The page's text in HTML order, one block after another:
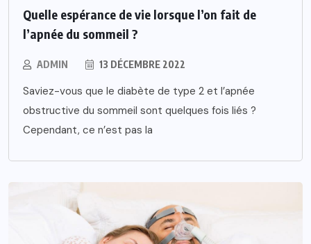
Quelle espérance de vie lorsque l’on fait de
l’apnée du sommeil ?
ADMIN 13 DÉCEMBRE 2022
Saviez-vous que le diabète de type 2 et l’apnée
obstructive du sommeil sont quelques fois liés ?
Cependant, ce n’est pas la